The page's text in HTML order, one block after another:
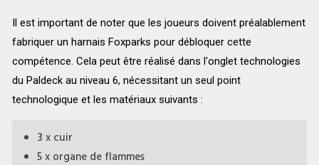
Il est important de noter que les joueurs doivent préalablement
fabriquer un harnais Foxparks pour débloquer cette
compétence. Cela peut être réalisé dans l'onglet technologies
du Paldeck au niveau 6, nécessitant un seul point
technologique et les matériaux suivants :
3 x cuir
5 x organe de flammes